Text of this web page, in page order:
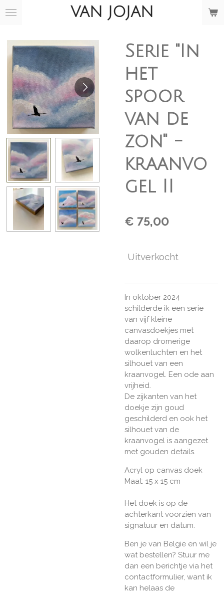
Ga
de
hoofdinhoud
VAN JOJAN
Serie "In
het
spoor
van de
zon" -
kraanvo
gel II
€ 75,00
Uitverkocht
In oktober 2024
schilderde ik een serie
van vijf kleine
canvasdoekjes met
daarop dromerige
wolkenluchten en het
silhouet van een
kraanvogel. Een ode aan
vrijheid.
De zijkanten van het
doekje zijn goud
geschilderd en ook het
silhouet van de
kraanvogel is aangezet
met gouden details.
Acryl op canvas doek
Maat: 15 x 15 cm
Het doek is op de
achterkant voorzien van
signatuur en datum.
Ben je van Belgie en wil je
wat bestellen? Stuur me
dan een berichtje via het
contactformulier, want ik
kan helaas de